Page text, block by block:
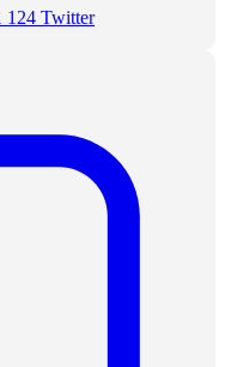
124 Twitter